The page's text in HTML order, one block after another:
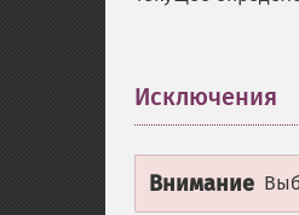
Исключения
Внимание